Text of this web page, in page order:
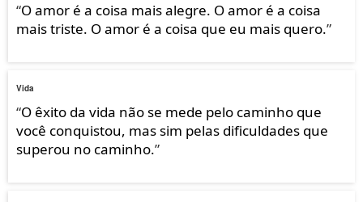
“O amor é a coisa mais alegre. O amor é a coisa
mais triste. O amor é a coisa que eu mais quero.”
Vida
“O êxito da vida não se mede pelo caminho que
você conquistou, mas sim pelas dificuldades que
superou no caminho.”